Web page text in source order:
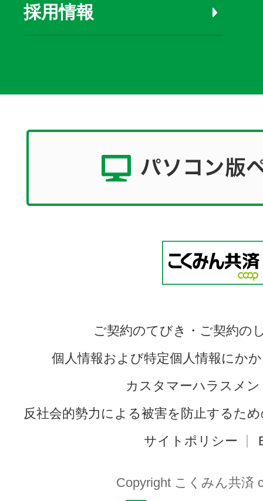
採用情報
ご契約のてびき・ご契約の
個人情報および特定個人情報にか
カスタマーハラスメ
反社会的勢力による被害を防止するた
サイトポリシー
Copyright こくみん共済